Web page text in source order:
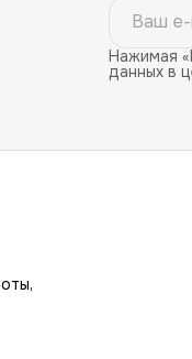
Нажимая
данных в